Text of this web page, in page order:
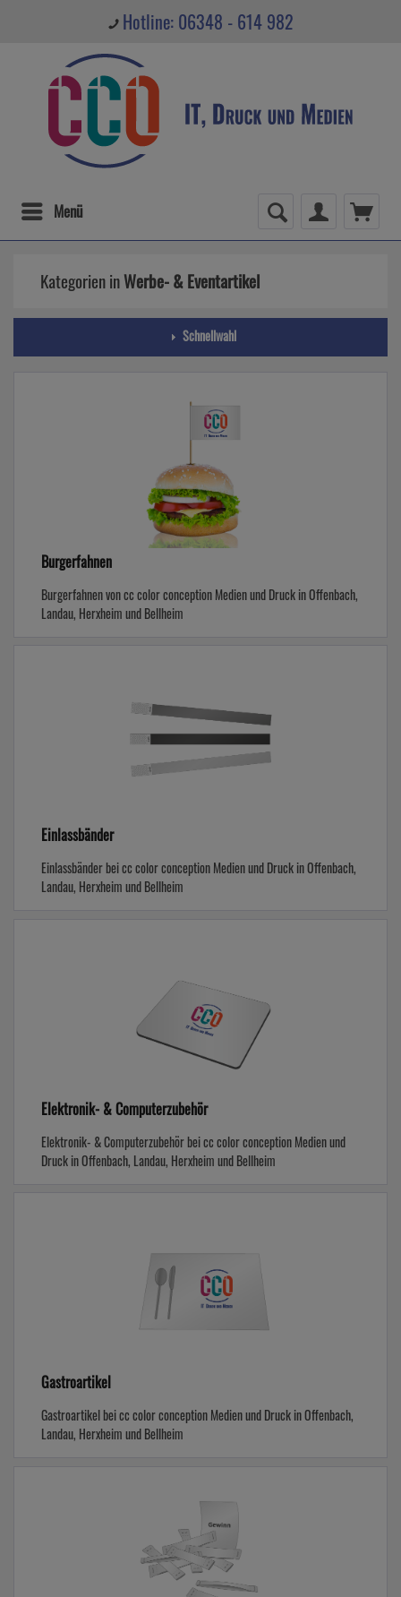
Hotline: 06348 - 614 982
Menü
Kategorien inWerbe- & Eventartikel
Schnellwahl
Burgerfahnen
Burgerfahnen von cc color conception Medien und Druck in Offenbach,
Landau, Herxheim und Bellheim
Einlassbänder
Einlassbänder bei cc color conception Medien und Druck in Offenbach,
Landau, Herxheim und Bellheim
Elektronik- & Computerzubehör
Elektronik- & Computerzubehör bei cc color conception Medien und
Druck in Offenbach, Landau, Herxheim und Bellheim
Gastroartikel
Gastroartikel bei cc color conception Medien und Druck in Offenbach,
Landau, Herxheim und Bellheim